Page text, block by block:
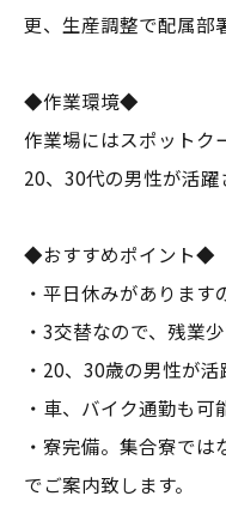
更、生産調整で配属部
◆作業環境◆
作業場にはスポットク
20、30代の男性が活躍
◆おすすめポイント◆
・平日休みがあります
・3交替なので、残業
・20、30歳の男性が活
・車、バイク通勤も
・寮完備。集合寮で
でご案内致します。